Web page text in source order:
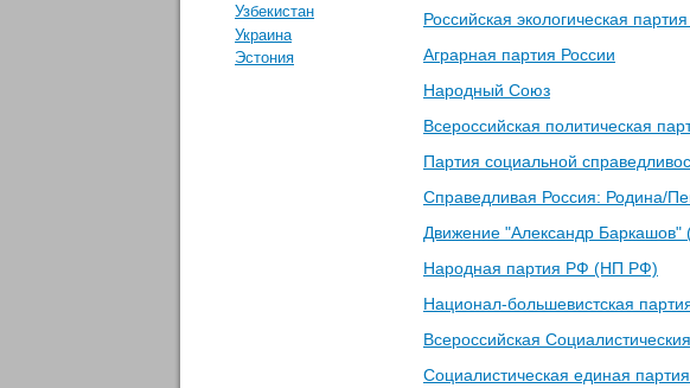
Узбекистан
Украина
Эстония
Российская экологическая
Аграрная партия России
Народный Союз
Всероссийская политическая
Партия социальной
Справедливая Россия: Родина/
Движение "Александр
Народная партия РФ (НП РФ)
Национал-большевистская
Всероссийская
Социалистическая единая